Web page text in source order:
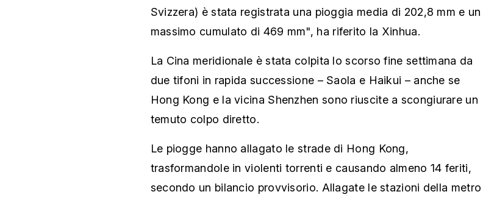
Svizzera) è stata registrata una pioggia media di 202,8 mm e un
massimo cumulato di 469 mm", ha riferito la Xinhua.
La Cina meridionale è stata colpita lo scorso fine settimana da
due tifoni in rapida successione – Saola e Haikui – anche se
Hong Kong e la vicina Shenzhen sono riuscite a scongiurare un
temuto colpo diretto.
Le piogge hanno allagato le strade di Hong Kong,
trasformandole in violenti torrenti e causando almeno 14 feriti,
secondo un bilancio provvisorio. Allagate le stazioni della metro